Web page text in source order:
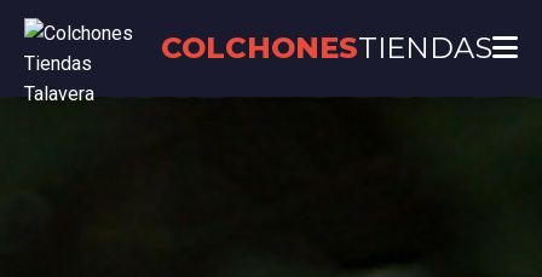
COLCHONESTIENDAS